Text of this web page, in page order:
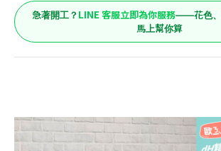
急著開工？ LINE 客服立即為你服務——花色、
馬上幫你算